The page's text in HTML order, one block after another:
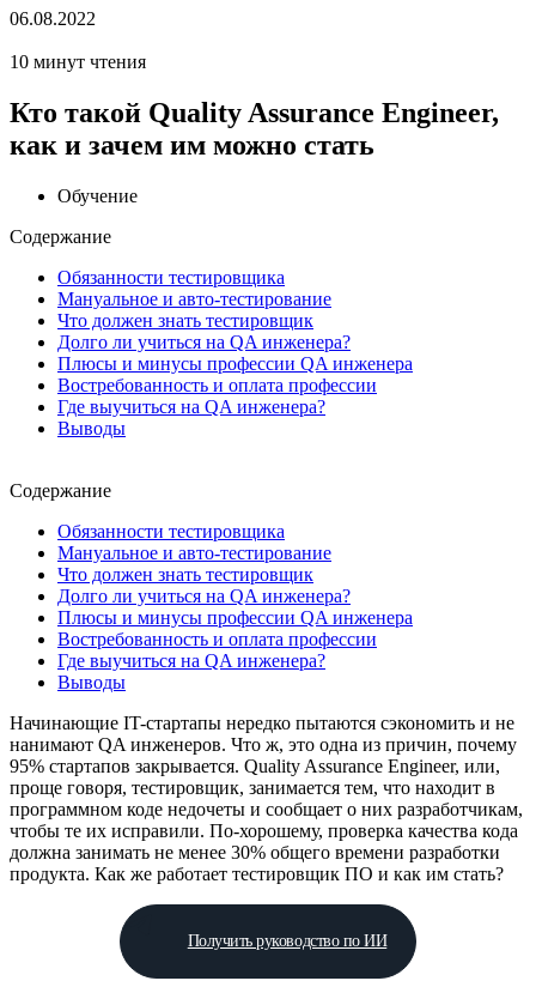
06.08.2022
10 минут чтения
Кто такой Quality Assurance Engineer,
как и зачем им можно стать
Обучение
Содержание
Обязанности тестировщика
Мануальное и авто-тестирование
Что должен знать тестировщик
Долго ли учиться на QA инженера?
Плюсы и минусы профессии QA инженера
Востребованность и оплата профессии
Где выучиться на QA инженера?
Выводы
Содержание
Обязанности тестировщика
Мануальное и авто-тестирование
Что должен знать тестировщик
Долго ли учиться на QA инженера?
Плюсы и минусы профессии QA инженера
Востребованность и оплата профессии
Где выучиться на QA инженера?
Выводы
Начинающие IT-стартапы нередко пытаются сэкономить и не
нанимают QA инженеров. Что ж, это одна из причин, почему
95% стартапов закрывается. Quality Assurance Engineer, или,
проще говоря, тестировщик, занимается тем, что находит в
программном коде недочеты и сообщает о них разработчикам,
чтобы те их исправили. По-хорошему, проверка качества кода
должна занимать не менее 30% общего времени разработки
продукта. Как же работает тестировщик ПО и как им стать?
Получить руководство по ИИ